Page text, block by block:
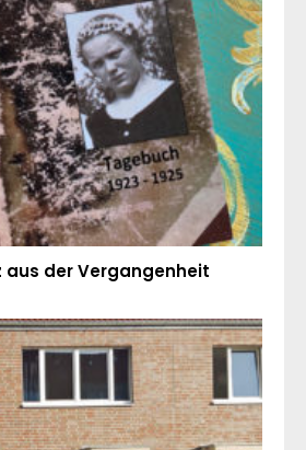
aus der Vergangenheit